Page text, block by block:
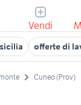
Vendi
offerte di
Cuneo (Prov)